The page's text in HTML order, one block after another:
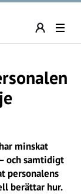
minskat
och samtidigt
personalens
berättar hur.